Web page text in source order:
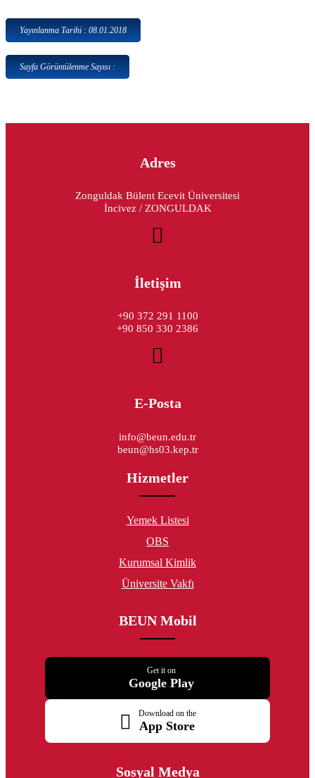
Yayınlanma Tarihi : 08.01.2018
Sayfa Görüntülenme Sayısı :
Adres
Zonguldak Bülent Ecevit Üniversitesi
İncivez / ZONGULDAK
İletişim
+90 372 291 1100
+90 850 330 2386
E-Posta
info@beun.edu.tr
beun@hs03.kep.tr
Hizmetler
Yemek Listesi
OBS
Kurumsal Kimlik
Üniversite Vakfı
BEUN Mobil
Get it on
Google Play
Download on the
App Store
Sosyal Medya